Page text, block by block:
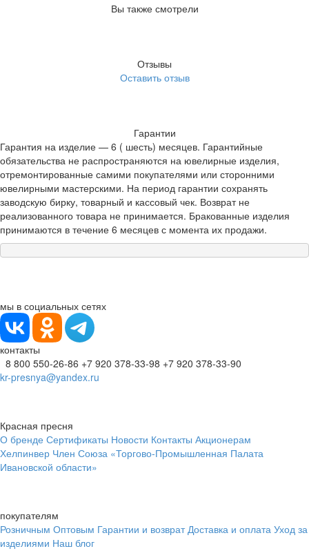
Вы также смотрели
Отзывы
Оставить отзыв
Гарантии
Гарантия на изделие — 6 ( шесть) месяцев. Гарантийные
обязательства не распространяются на ювелирные изделия,
отремонтированные самими покупателями или сторонними
ювелирными мастерскими. На период гарантии сохранять
заводскую бирку, товарный и кассовый чек. Возврат не
реализованного товара не принимается. Бракованные изделия
принимаются в течение 6 месяцев с момента их продажи.
мы в социальных сетях
контакты
8 800 550-26-86 +7 920 378-33-98 +7 920 378-33-90
kr-presnya@yandex.ru
Красная пресня
О бренде Сертификаты Новости Контакты Акционерам
Хелпинвер Член Союза «Торгово-Промышленная Палата
Ивановской области»
покупателям
Розничным Оптовым Гарантии и возврат Доставка и оплата Уход за
изделиями Наш блог